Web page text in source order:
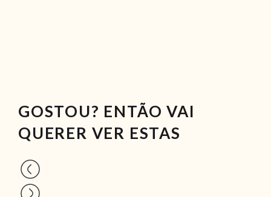
GOSTOU? ENTÃO VAI
QUERER VER ESTAS